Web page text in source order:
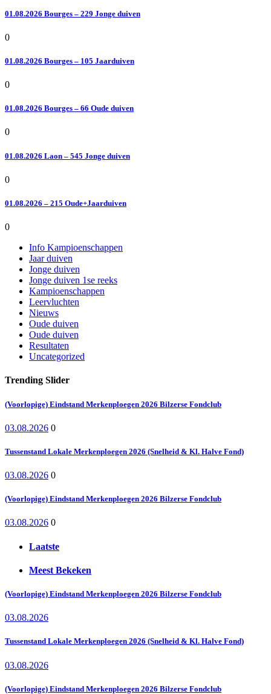
01.08.2026 Bourges – 229 Jonge duiven
0
01.08.2026 Bourges – 105 Jaarduiven
0
01.08.2026 Bourges – 66 Oude duiven
0
01.08.2026 Laon – 545 Jonge duiven
0
01.08.2026 – 215 Oude+Jaarduiven
0
Info Kampioenschappen
Jaar duiven
Jonge duiven
Jonge duiven 1se reeks
Kampioenschappen
Leervluchten
Nieuws
Oude duiven
Oude duiven
Resultaten
Uncategorized
Trending Slider
(Voorlopige) Eindstand Merkenploegen 2026 Bilzerse Fondclub
03.08.2026 0
Tussenstand Lokale Merkenploegen 2026 (Snelheid & Kl. Halve Fond)
03.08.2026 0
(Voorlopige) Eindstand Merkenploegen 2026 Bilzerse Fondclub
03.08.2026 0
Laatste
Meest Bekeken
(Voorlopige) Eindstand Merkenploegen 2026 Bilzerse Fondclub
03.08.2026
Tussenstand Lokale Merkenploegen 2026 (Snelheid & Kl. Halve Fond)
03.08.2026
(Voorlopige) Eindstand Merkenploegen 2026 Bilzerse Fondclub